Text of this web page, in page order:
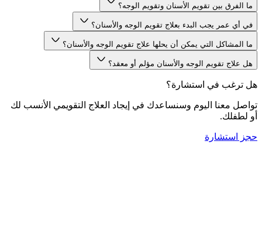
ما الفرق بين تقويم الأسنان وتقويم الوجه؟
في أي عمر يجب البدء بعلاج تقويم الوجه والأسنان؟
ما المشاكل التي يمكن أن يحلها علاج تقويم الوجه والأسنان؟
هل علاج تقويم الوجه والأسنان مؤلم أو معقد؟
هل ترغب في استشارة؟
تواصل معنا اليوم وسنساعدك في إيجاد العلاج التقويمي الأنسب لك
أو لطفلك.
حجز استشارة